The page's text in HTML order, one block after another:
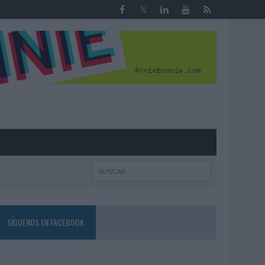
SÍGUENOS EN FACEBOOK